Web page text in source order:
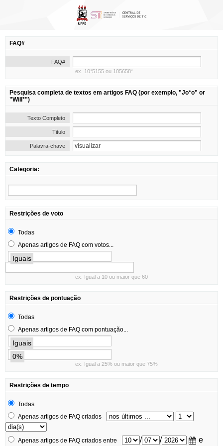
FAQ#
FAQ#
ex. 10*5155 ou 105658*
Pesquisa completa de textos em artigos FAQ (por exemplo, "Jo*o" or
"Will*")
Texto Completo
Titulo
Palavra-chave
Categoria:
Restrições de voto
Todas
Apenas artigos de FAQ com votos...
Iguais
ex. Igual a 10 ou maior que 60
Restrições de pontuação
Todas
Apenas artigos de FAQ com pontuação...
Iguais
0%
ex. Igual a 25% ou maior que 75%
Restrições de tempo
Todas
Apenas artigos de FAQ criados
Apenas artigos de FAQ criados entre / / e